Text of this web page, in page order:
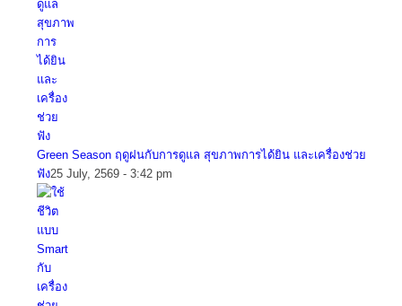
Green Season ฤดูฝนกับการดูแล สุขภาพการได้ยิน และเครื่องช่วย
ฟัง25 July, 2569 - 3:42 pm